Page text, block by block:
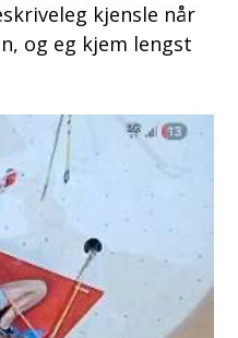
kjensle når
og eg kjem lengst